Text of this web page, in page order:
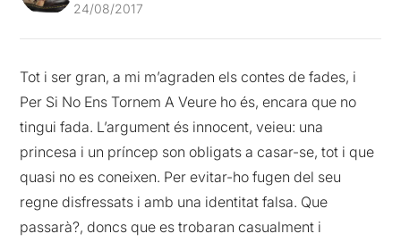
24/08/2017
Tot i ser gran, a mi m’agraden els contes de fades, i
Per Si No Ens Tornem A Veure ho és, encara que no
tingui fada. L’argument és innocent, veieu: una
princesa i un príncep son obligats a casar-se, tot i que
quasi no es coneixen. Per evitar-ho fugen del seu
regne disfressats i amb una identitat falsa. Que
passarà?, doncs que es trobaran casualment i